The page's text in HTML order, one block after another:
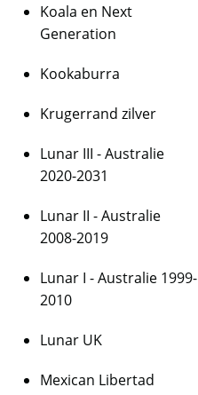
Koala en Next
Generation
Kookaburra
Krugerrand zilver
Lunar III - Australie
2020-2031
Lunar II - Australie
2008-2019
Lunar I - Australie 1999-
2010
Lunar UK
Mexican Libertad